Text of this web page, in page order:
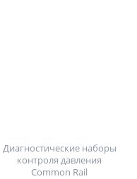
Диагностические наборы
контроля давления
Common Rail